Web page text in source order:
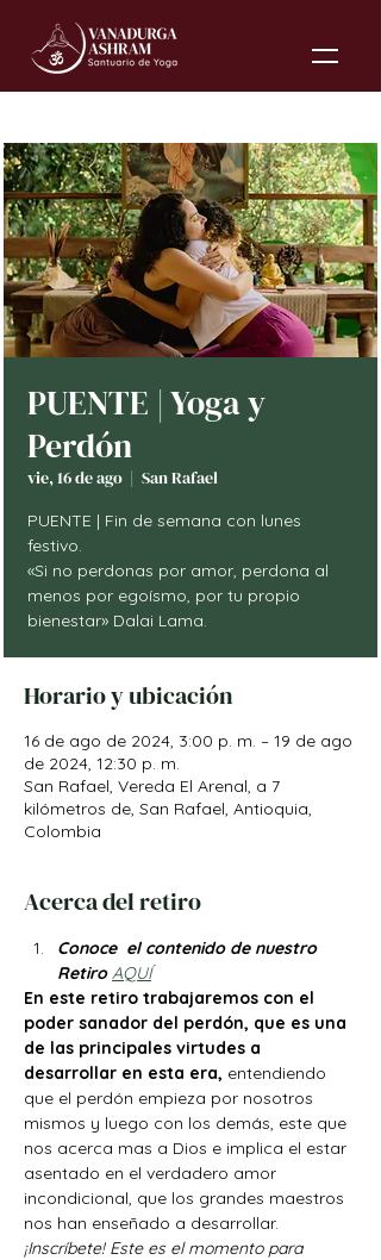
PUENTE | Yoga y
Perdón
vie, 16 de ago
  |
San Rafael
PUENTE | Fin de semana con lunes
festivo.
«Si no perdonas por amor, perdona al
menos por egoísmo, por tu propio
bienestar» Dalai Lama.
Horario y ubicación
16 de ago de 2024, 3:00 p. m. – 19 de ago
de 2024, 12:30 p. m.
San Rafael, Vereda El Arenal, a 7
kilómetros de, San Rafael, Antioquia,
Colombia
Acerca del retiro
Conoce  el contenido de nuestro
Retiro AQUÍ
En este retiro trabajaremos con el
poder sanador del perdón, que es una
de las principales virtudes a
desarrollar en esta era, entendiendo
que el perdón empieza por nosotros
mismos y luego con los demás, este que
nos acerca mas a Dios e implica el estar
asentado en el verdadero amor
incondicional, que los grandes maestros
nos han enseñado a desarrollar.
¡Inscríbete! Este es el momento para